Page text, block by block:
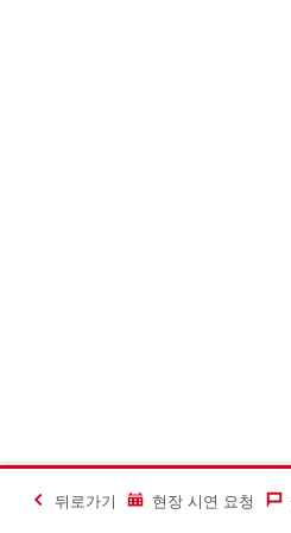
뒤로가기 현장 시연 요청